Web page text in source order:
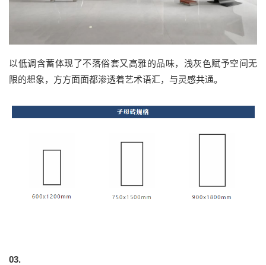
以低调含蓄体现了不落俗套又高雅的品味，浅灰色赋予空间无
限的想象，方方面面都渗透着艺术语汇，与灵感共通。
03.